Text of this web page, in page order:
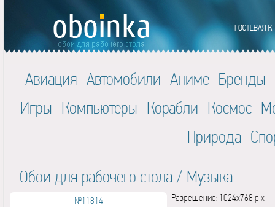
Авиация Автомобили Аниме Бренды
Игры Компьютеры Корабли Космос
Природа
Обои для рабочего стола / Музыка
№11814 Разрешение: 1024x768 pix